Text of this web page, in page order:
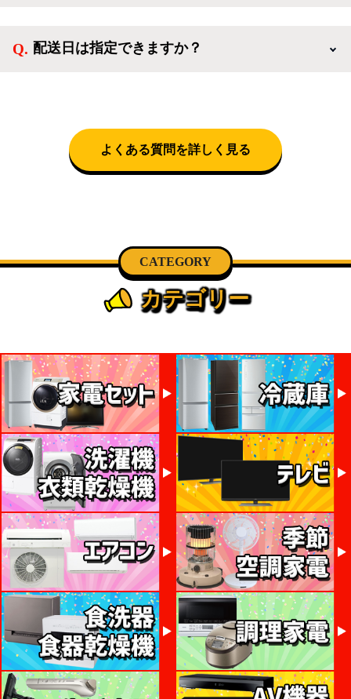
神奈川・千葉)において自社配送を選択いただくこと
配送日は指定できますか？
話にて日時決定に関するご連絡をさせて頂きます。
よくある質問を詳しく見る
CATEGORY
カテゴリー